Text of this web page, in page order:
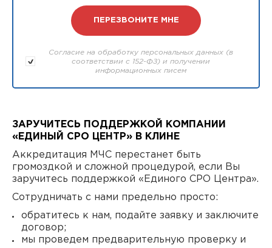
Согласие на обработку персональных данных (в
соответствии с 152-ФЗ) и получении
информационных писем
ЗАРУЧИТЕСЬ ПОДДЕРЖКОЙ КОМПАНИИ
«ЕДИНЫЙ СРО ЦЕНТР» В КЛИНЕ
Аккредитация МЧС перестанет быть
громоздкой и сложной процедурой, если Вы
заручитесь поддержкой «Единого СРО Центра».
Сотрудничать с нами предельно просто:
обратитесь к нам, подайте заявку и заключите
договор;
мы проведем предварительную проверку и